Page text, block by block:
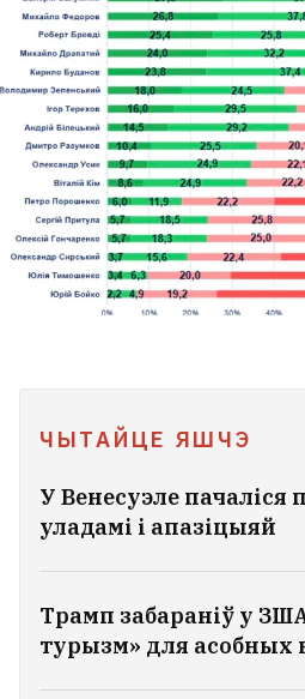
ЧЫТАЙЦЕ ЯШЧЭ
У Венесуэле
уладамі і апазіцыяй
Трамп забараніў у
турызм» для асобных